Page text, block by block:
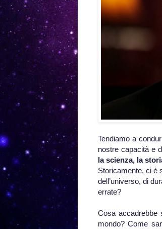
Tendiamo a
nostre capacità e
la scienza, la
Storicamente, ci è
dell’universo, di
errate?
Cosa accadrebbe
mondo? Come